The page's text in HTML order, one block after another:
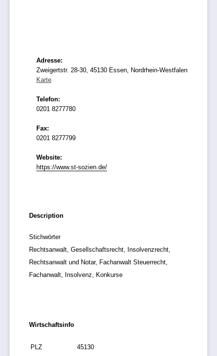
Adresse:
Zweigertstr. 28-30, 45130 Essen, Nordrhein-Westfalen
Karte
Telefon:
0201 8277780
Fax:
0201 8277799
Website:
https://www.st-sozien.de/
Description
Stichwörter
Rechtsanwalt, Gesellschaftsrecht, Insolvenzrecht,
Rechtsanwalt und Notar, Fachanwalt Steuerrecht,
Fachanwalt, Insolvenz, Konkurse
Wirtschaftsinfo
PLZ
45130